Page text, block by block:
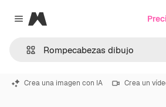
Close menu
Magnific
Crea una imagen con IA Crea un